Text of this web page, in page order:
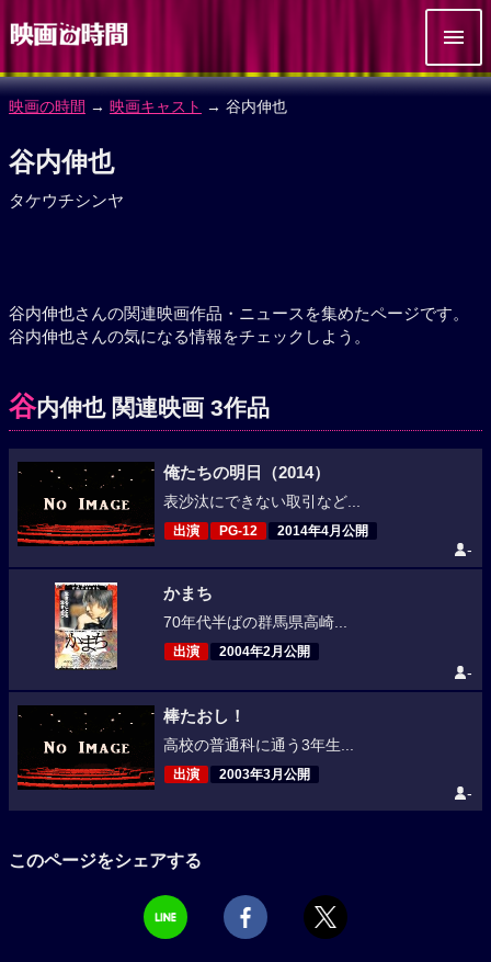
映画の時間 → 映画キャスト → 谷内伸也
谷内伸也
タケウチシンヤ
谷内伸也さんの関連映画作品・ニュースを集めたページです。
谷内伸也さんの気になる情報をチェックしよう。
谷内伸也 関連映画 3作品
俺たちの明日（2014）
表沙汰にできない取引など...
出演 PG-12 2014年4月公開
-
かまち
70年代半ばの群馬県高崎...
出演 2004年2月公開
-
棒たおし！
高校の普通科に通う3年生...
出演 2003年3月公開
-
このページをシェアする